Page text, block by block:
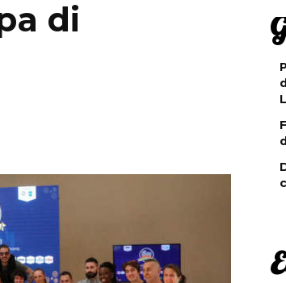
di